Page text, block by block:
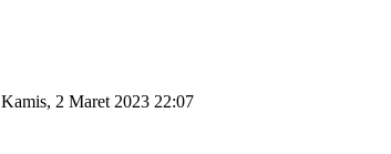
Kamis, 2 Maret 2023 22:07